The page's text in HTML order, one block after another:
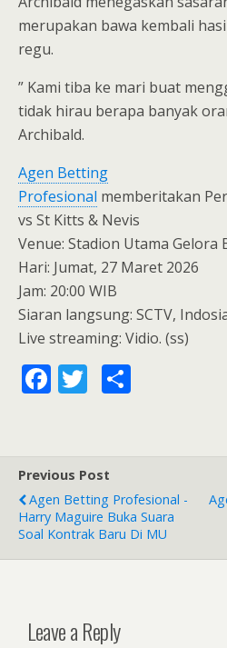
merupakan bawa kembali
regu.
” Kami tiba ke mari buat
tidak hirau berapa banyak
Archibald.
Agen Betting
Profesional memberitakan
vs St Kitts & Nevis
Venue: Stadion Utama Gelora
Hari: Jumat, 27 Maret 2026
Jam: 20:00 WIB
Siaran langsung: SCTV,
Live streaming: Vidio. (ss)
F
b
o
o
k
T
er
Previous Post
Agen Betting Profesional -
Harry Maguire Buka Suara
Soal Kontrak Baru Di MU
Leave a Reply